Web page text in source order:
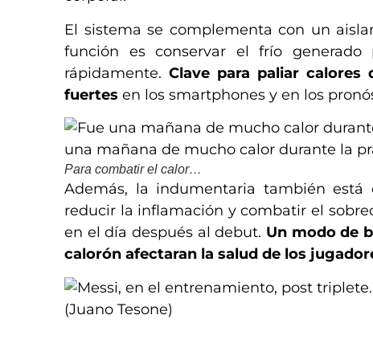
El sistema se complementa con un
función es conservar el frío
rápidamente.Clave para paliar
fuertes en los smartphones y en los
una mañana de mucho calor durante la
Para combatir el calor…
Además, la indumentaria también
reducir la inflamación y combatir el
en el día después al debut. Un modo de
calorón afectaran la salud de los
(Juano Tesone)